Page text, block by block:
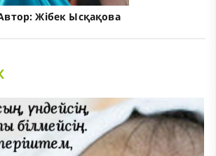
Жібек Ысқақова